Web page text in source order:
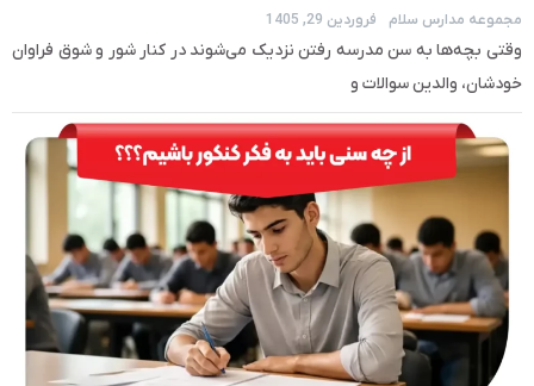
ثبت‌نام ۱۴۰۶–۱۴۰۵)
مجموعه مدارس سلام فروردین 29, 1405
وقتی بچه‌ها به سن مدرسه رفتن نزدیک می‌شوند در کنار شور و شوق فراوان
خودشان، والدین سوالات و